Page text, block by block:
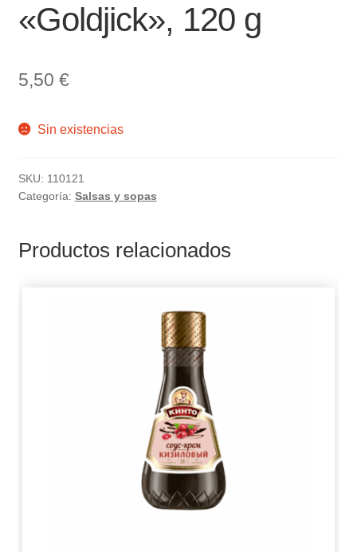
«Goldjick», 120 g
5,50 €
Sin existencias
SKU: 110121
Categoría: Salsas y sopas
Productos relacionados